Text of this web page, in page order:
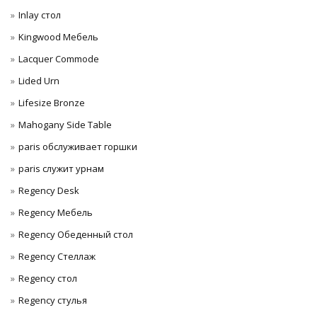
Inlay стол
Kingwood Мебель
Lacquer Commode
Lided Urn
Lifesize Bronze
Mahogany Side Table
paris обслуживает горшки
paris служит урнам
Regency Desk
Regency Мебель
Regency Обеденный стол
Regency Стеллаж
Regency стол
Regency стулья